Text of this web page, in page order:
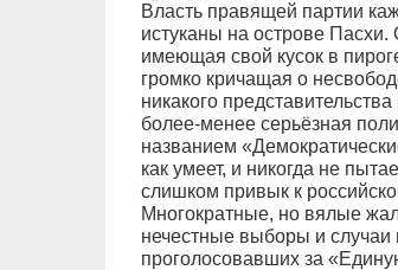
Власть правящей партии
истуканы на острове
имеющая свой кусок в
громко кричащая о
никакого
более-менее серьёзная
названием
как умеет, и никогда не
слишком привык к
Многократные, но вялые
нечестные выборы и случаи
проголосовавших за